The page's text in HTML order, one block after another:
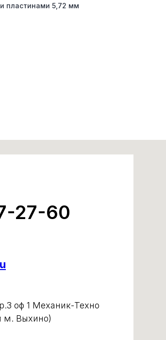
пластинами 5,72 мм
27-60
оф 1 Механик-Техно
м. Выхино)